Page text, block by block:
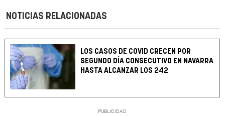
NOTICIAS RELACIONADAS
LOS CASOS DE COVID CRECEN POR
SEGUNDO DÍA CONSECUTIVO EN NAVARRA
HASTA ALCANZAR LOS 242